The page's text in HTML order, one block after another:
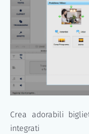
Crea adorabili
integrati